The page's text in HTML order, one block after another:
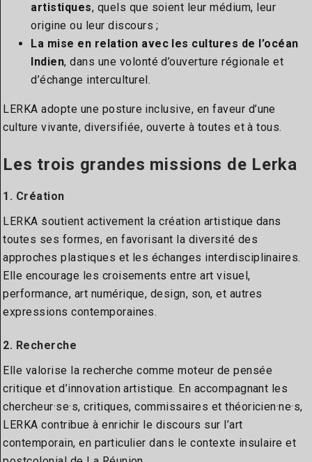
artistiques, quels que soient leur médium, leur
origine ou leur discours ;
La mise en relation avec les cultures de l’océan
Indien, dans une volonté d’ouverture régionale et
d’échange interculturel.
LERKA adopte une posture inclusive, en faveur d’une
culture vivante, diversifiée, ouverte à toutes et à tous.
Les trois grandes missions de Lerka
1. Création
LERKA soutient activement la création artistique dans
toutes ses formes, en favorisant la diversité des
approches plastiques et les échanges interdisciplinaires.
Elle encourage les croisements entre art visuel,
performance, art numérique, design, son, et autres
expressions contemporaines.
2. Recherche
Elle valorise la recherche comme moteur de pensée
critique et d’innovation artistique. En accompagnant les
chercheur·se·s, critiques, commissaires et théoricien·ne·s,
LERKA contribue à enrichir le discours sur l’art
contemporain, en particulier dans le contexte insulaire et